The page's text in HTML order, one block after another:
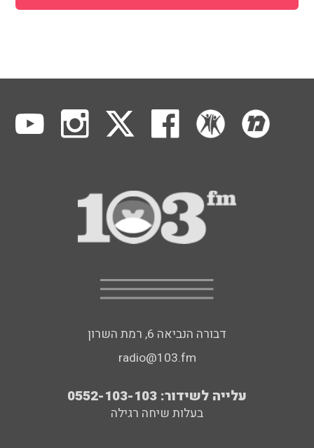
דבורה הנביאה 6, רמת השרון
radio@103.fm
עלייה לשידור: 0552-103-103
בעלות שיחה רגילה